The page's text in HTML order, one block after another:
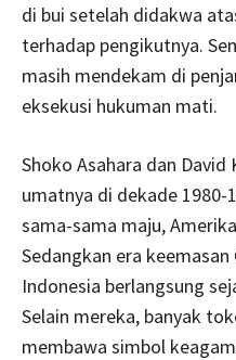
di bui setelah didakwa
terhadap pengikutnya.
masih mendekam di
eksekusi hukuman mati.
Shoko Asahara dan
umatnya di dekade 1980-
sama-sama maju,
Sedangkan era
Indonesia berlangsung
Selain mereka, banyak
membawa simbol